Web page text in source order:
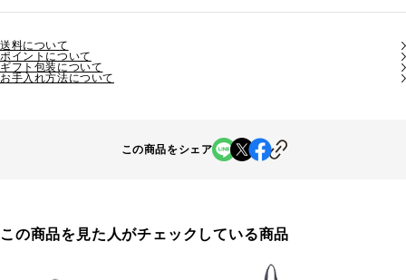
送料について
ポイントについて
ギフト包装について
お手入れ方法について
この商品をシェア
この商品を見た人がチェックしている商品